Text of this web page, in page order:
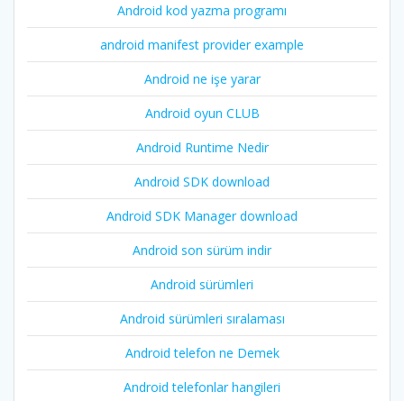
Android kod yazma programı
android manifest provider example
Android ne işe yarar
Android oyun CLUB
Android Runtime Nedir
Android SDK download
Android SDK Manager download
Android son sürüm indir
Android sürümleri
Android sürümleri sıralaması
Android telefon ne Demek
Android telefonlar hangileri